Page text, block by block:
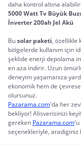
5000 Watt Tv Büyük
İnverter 200ah Jel Akü
Bu solar paketi, özellikle
bölgelerde kullanım için
şeklide enerji depolama
en aza indirir. Uzun
deneyim yaşamanıza
ekonomik hem de
Pazarama.com'da her
bekliyor! Alisverisinizi
gereken Pazarama.com'u
seçenekleriyle,